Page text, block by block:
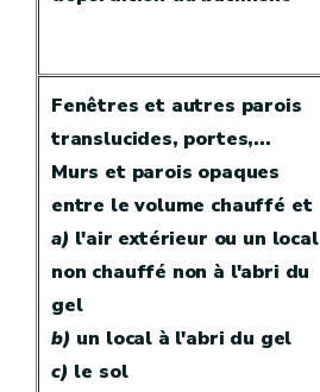
Fenêtres et autres parois
translucides, portes,...
Murs et parois opaques
entre le volume chauffé et
a) l'air extérieur ou un local
non chauffé non à l'abri du
gel
b) un local à l'abri du gel
c) le sol